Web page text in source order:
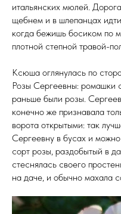
итальянских мюлей.
щебнем и в шлепанцах
когда бежишь босиком по
плотной степной травой-
Ксюша оглянулась по
Розы Сергеевны: ромашки
раньше были розы.
конечно же признавала
ворота открытыми: так
Сергеевну в бусах и
сорт розы, раздобытый в
стеснялась своего
на даче, и обычно махала